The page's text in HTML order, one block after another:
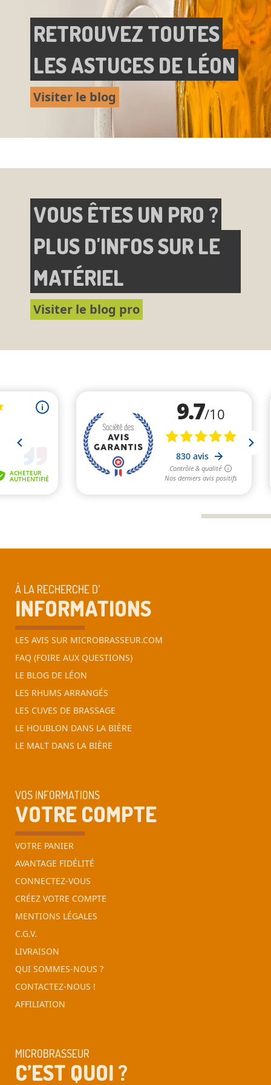
RETROUVEZ TOUTES
LES ASTUCES DE LÉON
Visiter le blog
VOUS ÊTES UN PRO ?
PLUS D'INFOS SUR LE
MATÉRIEL
Visiter le blog pro
À LA RECHERCHE D’
INFORMATIONS
LES AVIS SUR MICROBRASSEUR.COM
FAQ (FOIRE AUX QUESTIONS)
LE BLOG DE LÉON
LES RHUMS ARRANGÉS
LES CUVES DE BRASSAGE
LE HOUBLON DANS LA BIÈRE
LE MALT DANS LA BIÈRE
VOS INFORMATIONS
VOTRE COMPTE
VOTRE PANIER
AVANTAGE FIDÉLITÉ
CONNECTEZ-VOUS
CRÉEZ VOTRE COMPTE
MENTIONS LÉGALES
C.G.V.
LIVRAISON
QUI SOMMES-NOUS ?
CONTACTEZ-NOUS !
AFFILIATION
MICROBRASSEUR
C’EST QUOI ?